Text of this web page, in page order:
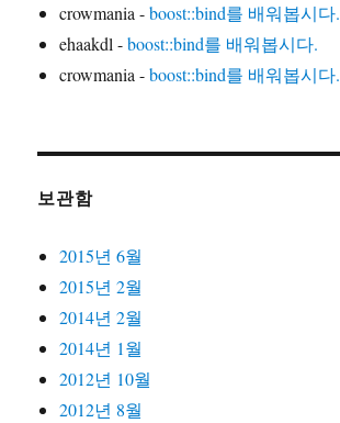
crowmania-boost::bind를 배워봅시다.
ehaakdl-boost::bind를 배워봅시다.
crowmania-boost::bind를 배워봅시다.
보관함
2015년 6월
2015년 2월
2014년 2월
2014년 1월
2012년 10월
2012년 8월